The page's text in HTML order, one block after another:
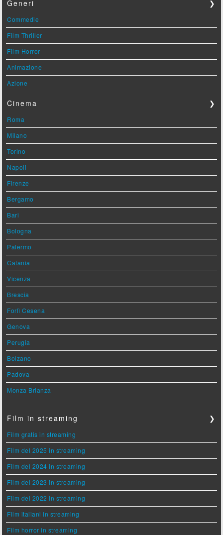
Generi ❯
Commedie
Film Thriller
Film Horror
Animazione
Azione
Cinema ❯
Roma
Milano
Torino
Napoli
Firenze
Bergamo
Bari
Bologna
Palermo
Catania
Vicenza
Brescia
Forlì Cesena
Genova
Perugia
Bolzano
Padova
Monza Brianza
Film in streaming ❯
Film gratis in streaming
Film del 2025 in streaming
Film del 2024 in streaming
Film del 2023 in streaming
Film del 2022 in streaming
Film italiani in streaming
Film horror in streaming